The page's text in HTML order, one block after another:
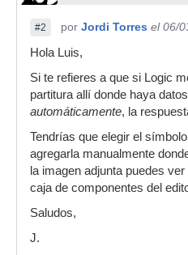
#2 por Jordi Torres el 06/
Hola Luis,
Si te refieres a que si Logic
partitura allí donde haya
automáticamente, la
Tendrías que elegir el
agregarla manualmente
la imagen adjunta puedes
caja de componentes del
Saludos,
J.